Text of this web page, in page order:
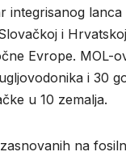
i
Evrope. MOL-
i 30
u 10 zemalja.
na